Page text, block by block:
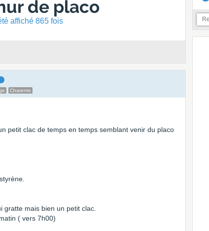
de placo
affiché 865 fois
Charente
petit clac de temps en temps semblant venir du placo
mais bien un petit clac.
( vers 7h00)